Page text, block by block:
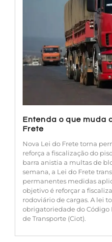
Entenda o que muda
Frete
Nova Lei do Frete torna
reforça a fiscalização do
barra anistia a multas de
semana, a Lei do Frete
permanentes medidas
objetivo é reforçar a
rodoviário de cargas. A lei
obrigatoriedade do Código
de Transporte (Ciot).